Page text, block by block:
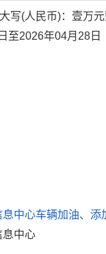
写(人民币)：壹万
至2026年04月28日
中心车辆加油、
息中心